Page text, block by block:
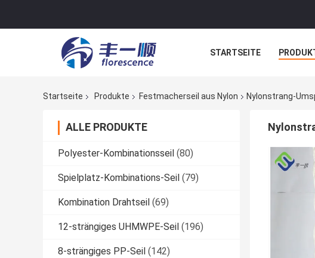
STARTSEITE
Startseite
Produkte Festmacherseil aus Nylon Nylonstrang-
ALLE PRODUKTE
Polyester-Kombinationsseil (80)
Spielplatz-Kombinations-Seil (79)
Kombination Drahtseil (69)
12-strängiges UHMWPE-Seil (196)
8-strängiges PP-Seil (142)